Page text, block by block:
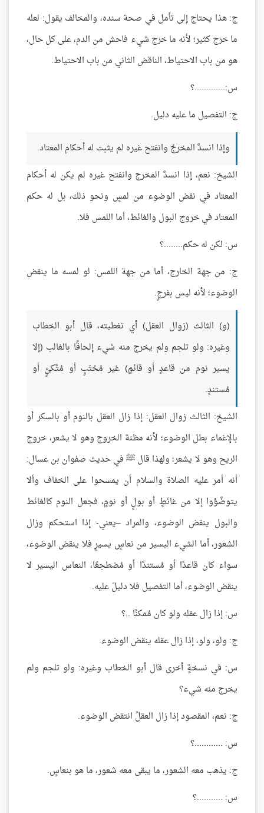
ج: هذا يحتاج إلى تأمل في صحة سنده، والمخالف يقول: لعله
ما خرج كثير؛ لأنه ما خرج شيء فاحش من الدم، على كل حال،
هو من باب الاحتياط، الناقض الثاني من باب الاحتياط.
س:.............؟
ج: التفصيل ما عليه دليل.
وإذا انسدَّ المخرجُ وانفتح غيره لم يثبت له أحكام المعتاد.
الشيخ: نعم، إذا انسدَّ المخرج وانفتح غيره لم يكن له أحكام
المعتاد في نقض الوضوء من لمسٍ ونحو ذلك، بل له حكم
المعتاد في خروج البول والغائط، أما اللمس فلا.
س: لكن له حكم........؟
ج: من جهة الخارج، أما من جهة اللمس: لو لمسه ما ينقض
الوضوء؛ لأنه ليس بفرجٍ.
(و) الثالث (زوال العقل) أي تغطيته، قال أبو الخطاب
وغيره: ولو تلجم ولم يخرج منه شيء إلحاقًا بالغالب (إلا
يسير نوم من قاعدٍ أو قائمٍ) غير مُحْتَبٍ أو مُتَّكئٍ أو
مُستندٍ.
الشيخ: الثالث زوال العقل: إذا زال العقل بالنوم أو بالسكر أو
بالإغماء بطل الوضوء؛ لأنه مظنة الخروج وهو لا يشعر، خروج
الريح وهو لا يشعر؛ ولهذا قال ﷺ في حديث صفوان بن عسال:
أنه أمر عليه الصلاة والسلام أن يمسحوا على الخفاف وألا
يتوضَّؤوا إلا من غائطٍ أو بولٍ أو نومٍ، فجعل النوم كالغائط
والبول ينقض الوضوء، والمراد –يعني- إذا استحكم وزال
الشعور، أما الشيء اليسير من نعاسٍ يسيرٍ فلا ينقض الوضوء،
سواء كان قاعدًا أو مُستندًا أو مُضطجعًا، النعاس اليسير لا
ينقض الوضوء، أما التفصيل فلا دليلَ عليه.
س: إذا زال عقله ولو كان مُمكنًا ..؟
ج: ولو، ولو، إذا زال عقله ينقض الوضوء.
س: في نسخةٍ أخرى قال أبو الخطاب وغيره: ولو تلجم ولم
يخرج منه شيء؟
ج: نعم، المقصود إذا زال العقلُ انتقض الوضوء.
س: ............؟
ج: يذهب معه الشعور، ما يبقى معه شعور، ما هو بنعاسٍ.
س: ...........؟